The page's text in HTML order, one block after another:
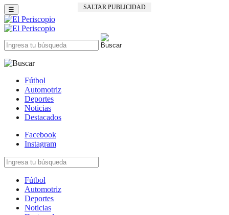
SALTAR PUBLICIDAD
☰
Fútbol
Automotriz
Deportes
Noticias
Destacados
Facebook
Instagram
Fútbol
Automotriz
Deportes
Noticias